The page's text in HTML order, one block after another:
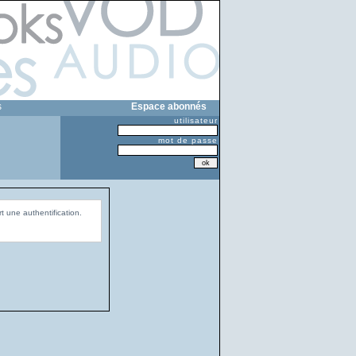
Espace abonnés
utilisateur
mot de passe
une authentification.